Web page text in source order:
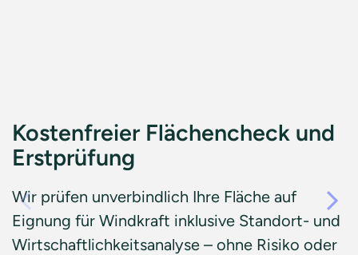
Kostenfreier Flächencheck und
Erstprüfung
Wir prüfen unverbindlich Ihre Fläche auf
Eignung für Windkraft inklusive Standort- und
Wirtschaftlichkeitsanalyse – ohne Risiko oder